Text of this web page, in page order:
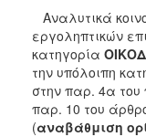
Αναλυτικά
εργοληπτικών
κατηγορία
την υπόλοιπη
στην παρ. 4α του
παρ. 10 του
(αναβάθμιση